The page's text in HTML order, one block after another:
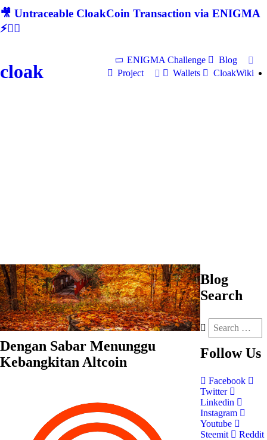
🎥 Untraceable CloakCoin Transaction via ENIGMA
⚡🕵‍♂
cloak
ENIGMA Challenge
Blog
Project
Wallets CloakWiki
Dengan Sabar Menunggu
Kebangkitan Altcoin
Blog
Search
Follow Us
Facebook
Twitter
Linkedin
Instagram
Youtube
Steemit
Reddit